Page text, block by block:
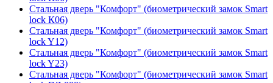
Стальная дверь "Комфорт" (биометрический замок Smart
lock К06)
Стальная дверь "Комфорт" (биометрический замок Smart
lock Y12)
Стальная дверь "Комфорт" (биометрический замок Smart
lock Y23)
Стальная дверь "Комфорт" (биометрический замок Smart